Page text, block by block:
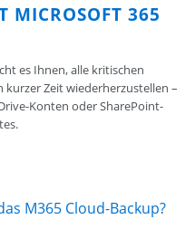
MICROSOFT 365
es Ihnen, alle kritischen
Zeit wiederherzustellen –
Konten oder SharePoint-
M365 Cloud-Backup?